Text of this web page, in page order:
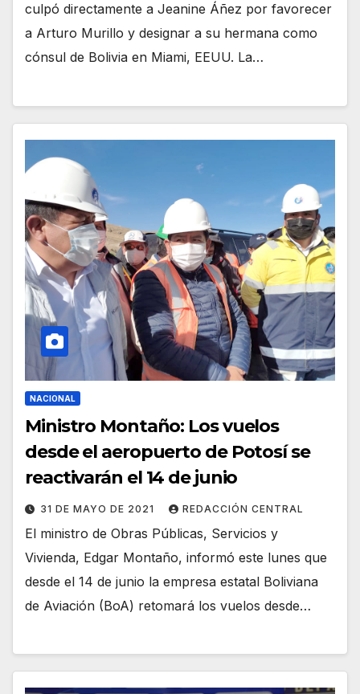
culpó directamente a Jeanine Áñez por favorecer
a Arturo Murillo y designar a su hermana como
cónsul de Bolivia en Miami, EEUU. La…
NACIONAL
Ministro Montaño: Los vuelos
desde el aeropuerto de Potosí se
reactivarán el 14 de junio
31 DE MAYO DE 2021 REDACCIÓN CENTRAL
El ministro de Obras Públicas, Servicios y
Vivienda, Edgar Montaño, informó este lunes que
desde el 14 de junio la empresa estatal Boliviana
de Aviación (BoA) retomará los vuelos desde…